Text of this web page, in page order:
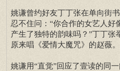
姚谦曾约好友丁丁张在单向街
忍不住问：“你合作的女艺人
产生了独特的韵味吗？”丁丁
原来唱《爱情大魔咒》的赵薇。
姚谦用“直觉”回应了壹读的同